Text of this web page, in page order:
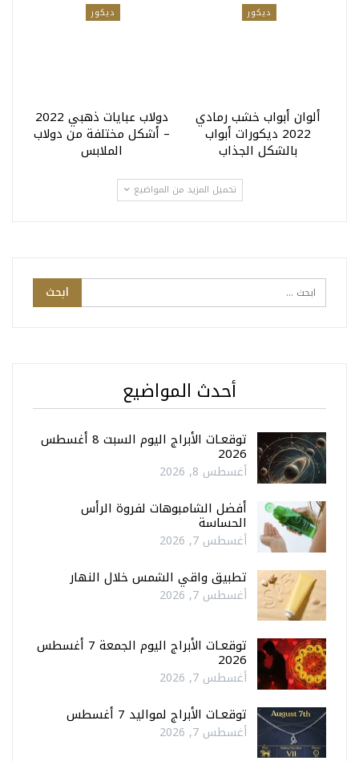
ديكور
ألوان أبواب خشب رمادي
2022 ديكورات أبواب
بالشكل الجذاب
ديكور
دولاب عبايات ذهبي 2022
– أشكل مختلفة من دولاب
الملابس
تحميل المزيد من المواضيع
أحدث المواضيع
توقعـات الأبراج اليوم السبت 8 أغسطس
2026
أغسطس 8, 2026
أفضل الشامبوهات لفروة الرأس
الحساسة
أغسطس 7, 2026
تطبيق واقي الشمس خلال النهار
أغسطس 7, 2026
توقعـات الأبراج اليوم الجمعة 7 أغسطس
2026
أغسطس 7, 2026
توقعـات الأبراج لمواليد 7 أغسطس
أغسطس 7, 2026